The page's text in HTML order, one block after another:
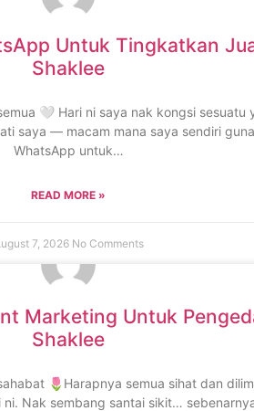
Untuk Tingkatkan
Shaklee
🤍 Hari ni saya nak kongsi sesuatu
saya — macam mana saya sendiri
WhatsApp untuk…
READ MORE »
7, 2026 No Comments
Marketing Untuk
Shaklee
🌷Harapnya semua sihat dan
Nak sembang santai sikit…